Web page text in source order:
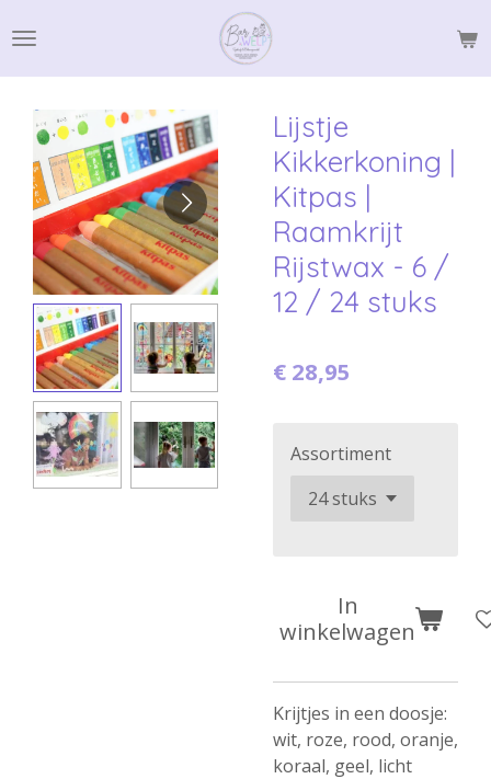
direct
naar
hoofdinhoud
Lijstje
Kikkerkoning |
Kitpas |
Raamkrijt
Rijstwax - 6 /
12 / 24 stuks
€ 28,95
Assortiment
In
winkelwagen
Krijtjes in een doosje:
wit, roze, rood, oranje,
koraal, geel, licht